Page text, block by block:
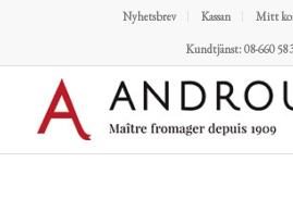
Nyhetsbrev Kassan Mitt
Kundtjänst: 08-660 58